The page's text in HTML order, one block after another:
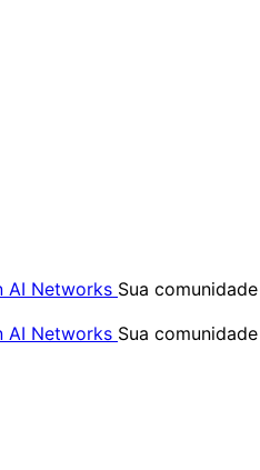
Sua
Sua